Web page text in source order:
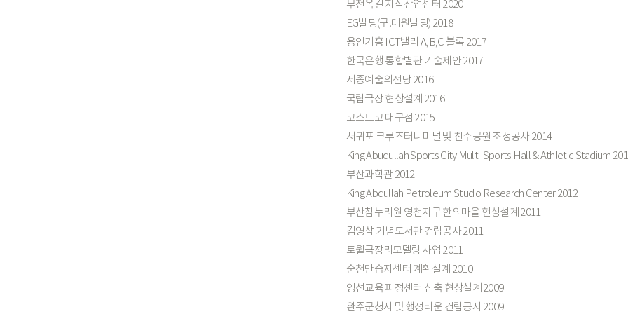
부천옥길 지식산업센터 2020
EG빌딩(구.대원빌딩) 2018
용인기흥 ICT밸리 A,B,C 블록 2017
한국은행 통합별관 기술제안 2017
세종예술의전당 2016
국립극장 현상설계 2016
코스트코 대구점 2015
서귀포 크루즈터니미널 및 친수공원 조성공사 2014
King Abudullah Sports City Multi-Sports Hall & Athletic Stadium
부산과학관 2012
King Abdullah Petroleum Studio Research Center 2012
부산참누리원 영천지구 한의마을 현상설계 2011
김영삼 기념도서관 건립공사 2011
토월극장리모델링 사업 2011
순천만습지센터 계획설계 2010
영선교육 피정센터 신축 현상설계 2009
완주군청사 및 행정타운 건립공사 2009